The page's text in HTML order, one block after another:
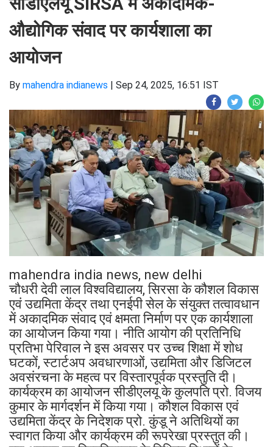
औद्योगिक संवाद पर कार्यशाला का
आयोजन
By mahendra indianews | Sep 24, 2025, 16:51 IST
mahendra india news, new delhi
चौधरी देवी लाल विश्वविद्यालय, सिरसा के कौशल विकास
एवं उद्यमिता केंद्र तथा एनईपी सेल के संयुक्त तत्वावधान
में अकादमिक संवाद एवं क्षमता निर्माण पर एक कार्यशाला
का आयोजन किया गया। नीति आयोग की प्रतिनिधि
प्रतिभा पेरिवाल ने इस अवसर पर उच्च शिक्षा में शोध
घटकों, स्टार्टअप अवधारणाओं, उद्यमिता और डिजिटल
अवसंरचना के महत्व पर विस्तारपूर्वक प्रस्तुति दी।
कार्यक्रम का आयोजन सीडीएलयू के कुलपति प्रो. विजय
कुमार के मार्गदर्शन में किया गया। कौशल विकास एवं
उद्यमिता केंद्र के निदेशक प्रो. कुंडू ने अतिथियों का
स्वागत किया और कार्यक्रम की रूपरेखा प्रस्तुत की।